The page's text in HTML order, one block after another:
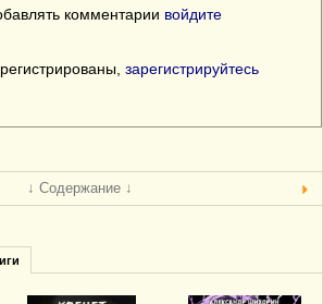
комментарии войдите
зарегистрируйтесь
↓ Содержание ↓